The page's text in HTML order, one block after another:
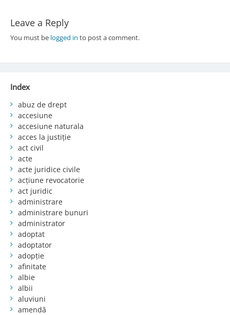
Leave a Reply
You must be logged in to post a comment.
Index
abuz de drept
accesiune
accesiune naturala
acces la justiție
act civil
acte
acte juridice civile
acțiune revocatorie
act juridic
administrare
administrare bunuri
administrator
adoptat
adoptator
adopție
afinitate
albie
albii
aluviuni
amendă